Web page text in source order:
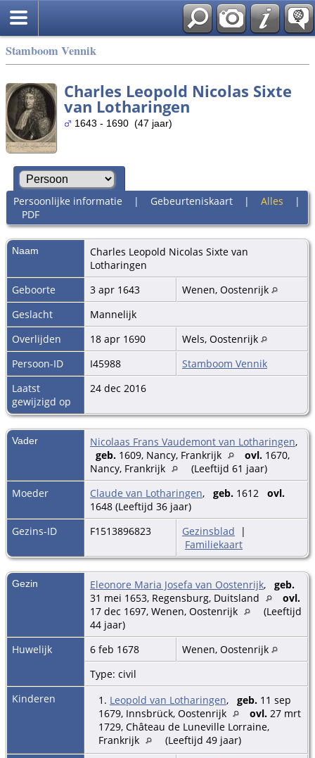
Stamboom Vennik
Charles Leopold Nicolas Sixte
van Lotharingen
1643 - 1690 (47 jaar)
Persoonlijke informatie | Gebeurteniskaart| Alles |
PDF
Naam Charles Leopold Nicolas Sixte van
Lotharingen
Geboorte
3 apr 1643
Wenen, Oostenrijk
Geslacht
Mannelijk
Overlijden
18 apr 1690
Wels, Oostenrijk
Persoon-ID
I45988
Stamboom Vennik
Laatst
gewijzigd op
24 dec 2016
Vader Nicolaas Frans Vaudemont van Lotharingen,
geb. 1609, Nancy, Frankrijk ovl. 1670,
Nancy, Frankrijk
(Leeftijd 61 jaar)
Moeder
Claude van Lotharingen, geb. 1612 ovl.
1648 (Leeftijd 36 jaar)
Gezins-ID
F1513896823 Gezinsblad |
Familiekaart
Gezin Eleonore Maria Josefa van Oostenrijk, geb.
31 mei 1653, Regensburg, Duitsland
ovl.
17 dec 1697, Wenen, Oostenrijk
(Leeftijd
44 jaar)
Huwelijk
6 feb 1678
Wenen, Oostenrijk
Type: civil
Kinderen
1. Leopold van Lotharingen, geb. 11 sep
1679, Innsbrück, Oostenrijk
ovl. 27 mrt
1729, Château de Luneville Lorraine,
Frankrijk
(Leeftijd 49 jaar)